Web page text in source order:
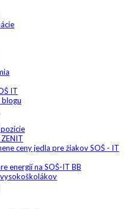
IT
ceny jedla pre žiakov SOŠ - IT
energií na SOŠ-IT BB